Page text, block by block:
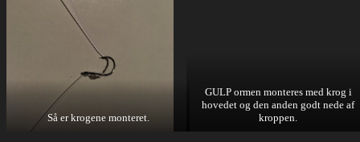
Så er krogene monteret.
GULP ormen monteres med krog i
hovedet og den anden godt nede af
kroppen.